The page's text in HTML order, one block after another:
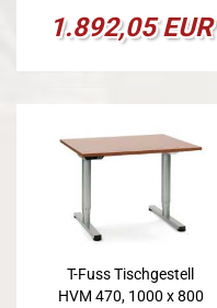
1.892,05 EUR
T-Fuss Tischgestell
HVM 470, 1000 x 800